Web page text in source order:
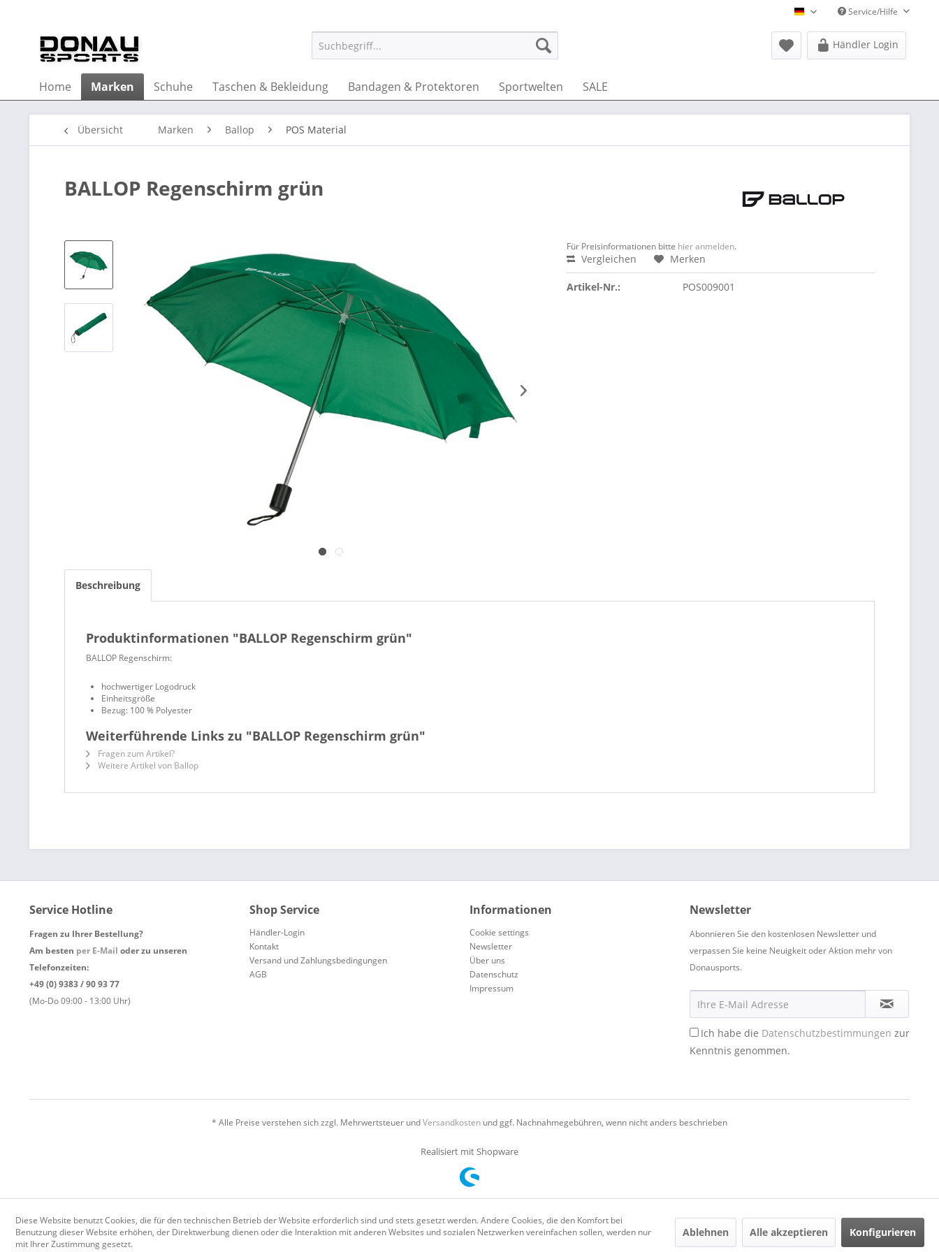
Donausports Deutsch
Service/Hilfe
Händler Login
Home Marken Schuhe Taschen & Bekleidung Bandagen & Protektoren Sportwelten SALE
Übersicht Marken Ballop POS Material
BALLOP Regenschirm grün
Für Preisinformationen bitte hier anmelden.
Vergleichen Merken
Artikel-Nr.: POS009001
Beschreibung
Produktinformationen "BALLOP Regenschirm grün"
BALLOP Regenschirm:
hochwertiger Logodruck
Einheitsgröße
Bezug: 100 % Polyester
Weiterführende Links zu "BALLOP Regenschirm grün"
Fragen zum Artikel?
Weitere Artikel von Ballop
Service Hotline
Fragen zu Ihrer Bestellung?
Am besten per E-Mail oder zu unseren
Telefonzeiten:
+49 (0) 9383 / 90 93 77
(Mo-Do 09:00 - 13:00 Uhr)
Shop Service
Händler-Login
Kontakt
Versand und Zahlungsbedingungen
AGB
Informationen
Cookie settings
Newsletter
Über uns
Datenschutz
Impressum
Newsletter
Abonnieren Sie den kostenlosen Newsletter und
verpassen Sie keine Neuigkeit oder Aktion mehr von
Donausports.
Ich habe die Datenschutzbestimmungen zur
Kenntnis genommen.
* Alle Preise verstehen sich zzgl. Mehrwertsteuer undVersandkosten und ggf. Nachnahmegebühren, wenn nicht anders beschrieben
Realisiert mit Shopware
Diese Website benutzt Cookies, die für den technischen Betrieb der Website erforderlich sind und stets gesetzt werden. Andere Cookies, die den Komfort bei
Benutzung dieser Website erhöhen, der Direktwerbung dienen oder die Interaktion mit anderen Websites und sozialen Netzwerken vereinfachen sollen, werden nur
mit Ihrer Zustimmung gesetzt.
Ablehnen Alle akzeptieren Konfigurieren